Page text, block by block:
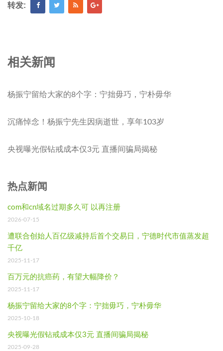
转发:
相关新闻
杨振宁留给大家的8个字：宁拙毋巧，宁朴毋华
沉痛悼念！杨振宁先生因病逝世，享年103岁
央视曝光假钻戒成本仅3元 直播间骗局揭秘
热点新闻
com和cn域名过期多久可 以再注册
2026-07-15
遭联合创始人百亿级减持后首个交易日，宁德时代市值蒸发超
千亿
2025-11-17
百万元的抗癌药，有望大幅降价？
2025-11-17
杨振宁留给大家的8个字：宁拙毋巧，宁朴毋华
2025-10-18
央视曝光假钻戒成本仅3元 直播间骗局揭秘
2025-09-28